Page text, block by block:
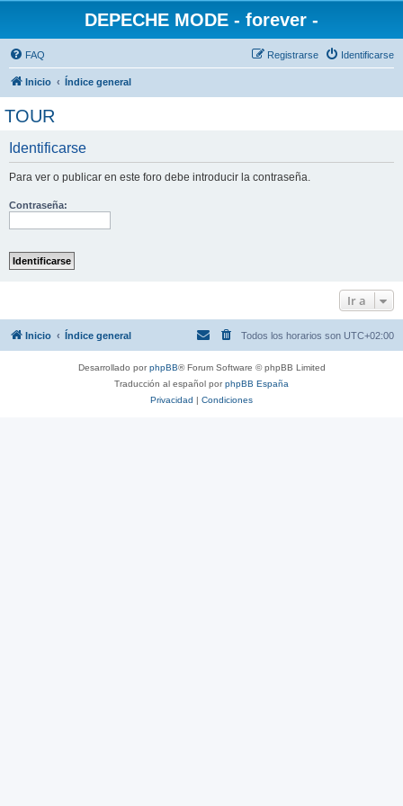
DEPECHE MODE - forever -
FAQ Identificarse
Registrarse
Inicio Índice general
TOUR
Identificarse
Para ver o publicar en este foro debe introducir la contraseña.
Contraseña:
Ir a
Inicio Índice general Todos los horarios son UTC+02:00
Desarrollado porphpBB® Forum Software © phpBB Limited
Traducción al español porphpBB España
Privacidad | Condiciones